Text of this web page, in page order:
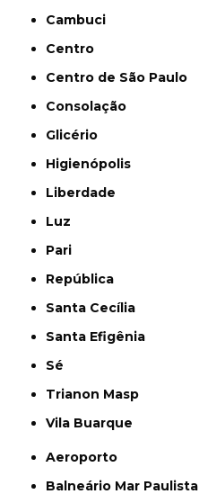
Cambuci
Centro
Centro de São Paulo
Consolação
Glicério
Higienópolis
Liberdade
Luz
Pari
República
Santa Cecília
Santa Efigênia
Sé
Trianon Masp
Vila Buarque
Aeroporto
Balneário Mar Paulista